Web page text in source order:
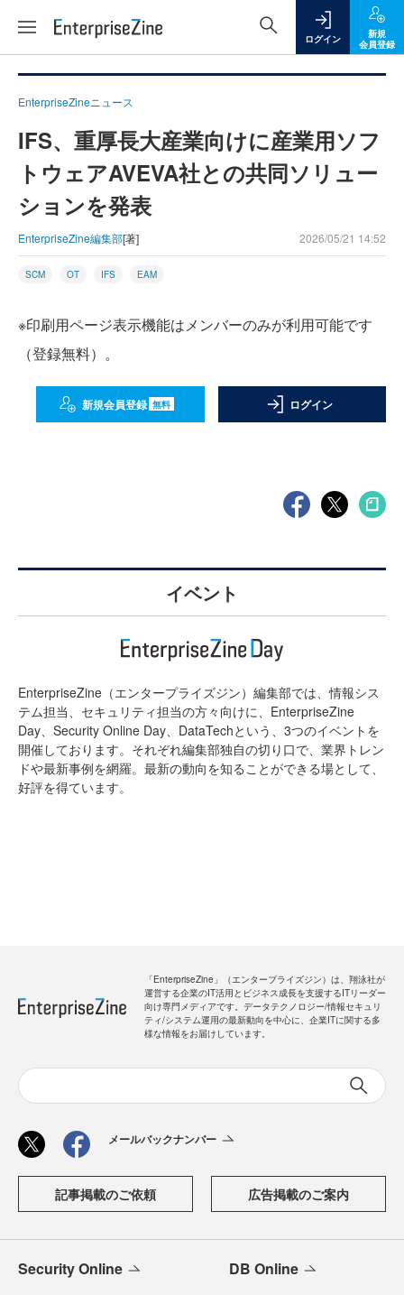
ログイン
新規
会員登録
EnterpriseZineニュース
IFS、重厚長大産業向けに産業用ソフ
トウェアAVEVA社との共同ソリュー
ションを発表
EnterpriseZine編集部[著] 2026/05/21 14:52
SCM OT IFS EAM
※印刷用ページ表示機能はメンバーのみが利用可能です
（登録無料）。
新規会員登録 無料 ログイン
イベント
EnterpriseZine（エンタープライズジン）編集部では、情報シス
テム担当、セキュリティ担当の方々向けに、EnterpriseZine
Day、Security Online Day、DataTechという、3つのイベントを
開催しております。それぞれ編集部独自の切り口で、業界トレン
ドや最新事例を網羅。最新の動向を知ることができる場として、
好評を得ています。
「EnterpriseZine」（エンタープライズジン）は、翔泳社が
運営する企業のIT活用とビジネス成長を支援するITリーダー
向け専門メディアです。データテクノロジー/情報セキュリ
ティ/システム運用の最新動向を中心に、企業ITに関する多
様な情報をお届けしています。
メールバックナンバー
記事掲載のご依頼 広告掲載のご案内
Security Online DB Online